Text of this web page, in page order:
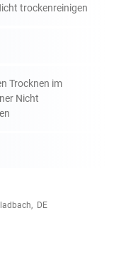
trockenreinigen
Trocknen im
Nicht
DE